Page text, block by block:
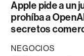
Apple pide a un
prohíba a
secretos
NEGOCIOS